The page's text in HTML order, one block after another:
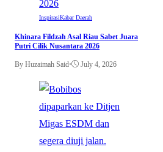
InspirasiKabar Daerah
Khinara Fildzah Asal Riau Sabet Juara
Putri Cilik Nusantara 2026
By Huzaimah Said• July 4, 2026